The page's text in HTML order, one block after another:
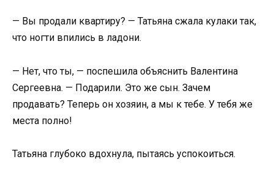
— Вы продали квартиру? — Татьяна сжала кулаки так,
что ногти впились в ладони.
— Нет, что ты, — поспешила объяснить Валентина
Сергеевна. — Подарили. Это же сын. Зачем
продавать? Теперь он хозяин, а мы к тебе. У тебя же
места полно!
Татьяна глубоко вдохнула, пытаясь успокоиться.